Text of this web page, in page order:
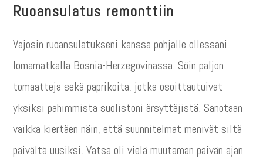
Ruoansulatus remonttiin
Vajosin ruoansulatukseni kanssa pohjalle ollessani
lomamatkalla Bosnia-Herzegovinassa. Söin paljon
tomaatteja sekä paprikoita, jotka osoittautuivat
yksiksi pahimmista suolistoni ärsyttäjistä. Sanotaan
vaikka kiertäen näin, että suunnitelmat menivät siltä
päivältä uusiksi. Vatsa oli vielä muutaman päivän ajan